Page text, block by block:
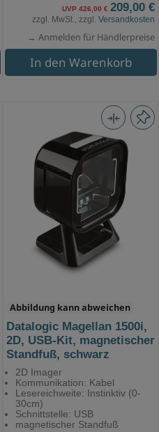
UVP 426,00 € 209,00 €
zzgl. MwSt., zzgl. Versandkosten
→ Anmelden für Händlerpreise
In den Warenkorb
Abbildung kann abweichen
Datalogic Magellan 1500i,
2D, USB-Kit, magnetischer
Standfuß, schwarz
2D Imager
Kommunikation: Kabel
Lesereichweite: Instinktiv (0-
30cm)
Schnittstelle: USB
magnetischer Standfuß